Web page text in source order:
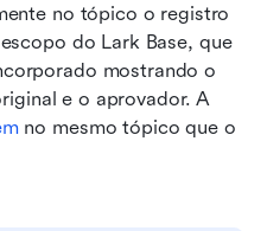
no tópico o registro
do Lark Base, que
mostrando o
no mesmo tópico que o